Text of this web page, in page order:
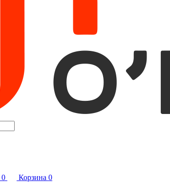
0 Корзина 0